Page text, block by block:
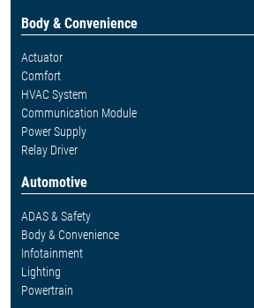
Body & Convenience
Actuator
Comfort
HVAC System
Communication Module
Power Supply
Relay Driver
Automotive
ADAS & Safety
Body & Convenience
Infotainment
Lighting
Powertrain